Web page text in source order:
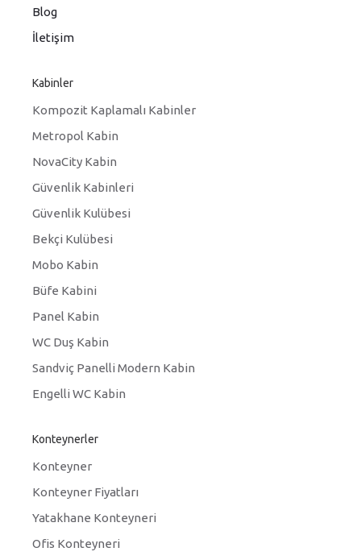
Blog
İletişim
Kabinler
Kompozit Kaplamalı Kabinler
Metropol Kabin
NovaCity Kabin
Güvenlik Kabinleri
Güvenlik Kulübesi
Bekçi Kulübesi
Mobo Kabin
Büfe Kabini
Panel Kabin
WC Duş Kabin
Sandviç Panelli Modern Kabin
Engelli WC Kabin
Konteynerler
Konteyner
Konteyner Fiyatları
Yatakhane Konteyneri
Ofis Konteyneri